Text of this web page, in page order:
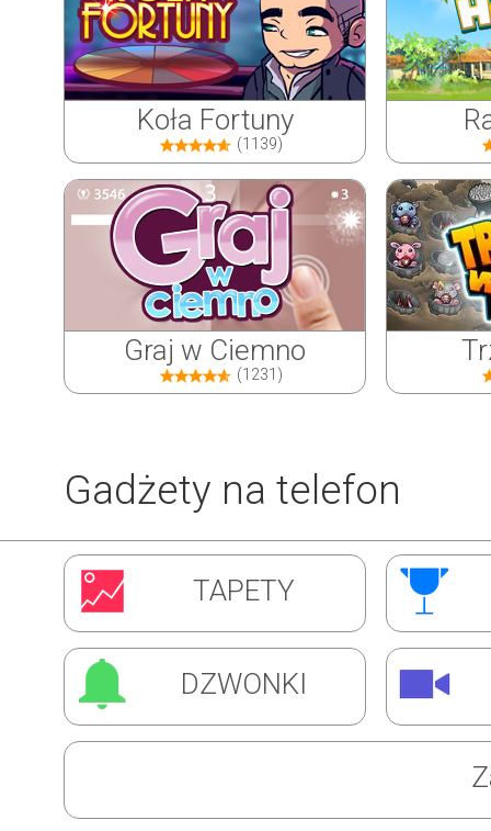
Koła Fortuny
(1139)
Graj w Ciemno
(1231)
Inwazja Robali
(1309)
Super Barman
Gadżety na telefon
TAPETY
DZWONKI